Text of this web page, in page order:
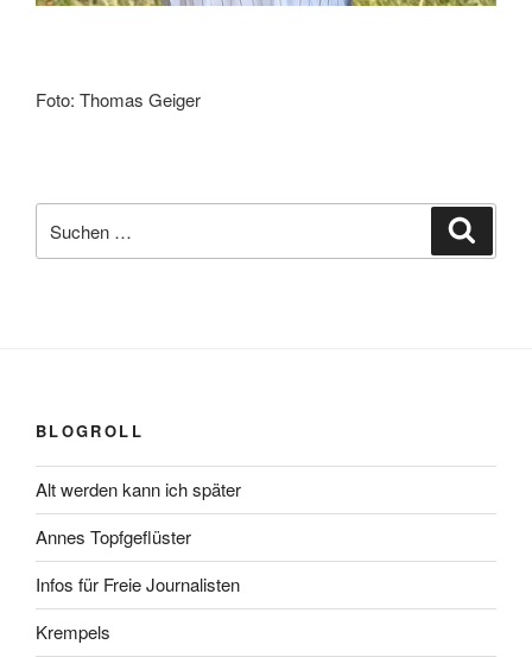
Foto: Thomas Geiger
nach:
BLOGROLL
Alt werden kann ich später
Annes Topfgeflüster
Infos für Freie Journalisten
Krempels